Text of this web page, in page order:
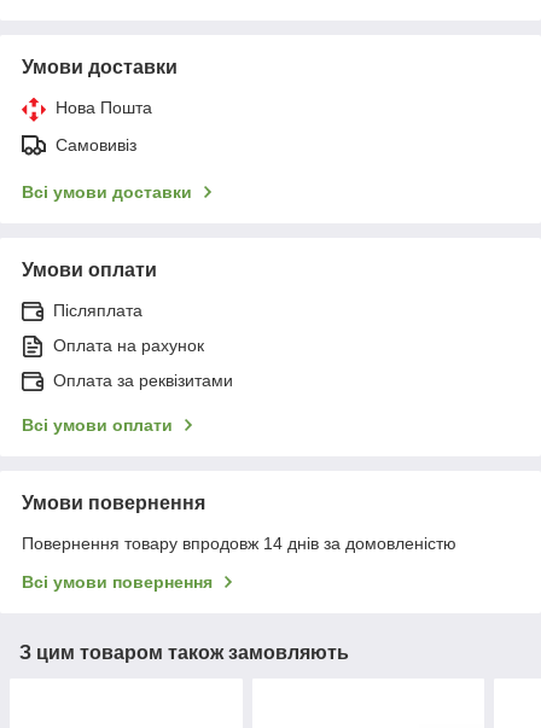
Умови доставки
Нова Пошта
Самовивіз
Всі умови доставки
Умови оплати
Післяплата
Оплата на рахунок
Оплата за реквізитами
Всі умови оплати
Умови повернення
Повернення товару впродовж 14 днів за домовленістю
Всі умови повернення
З цим товаром також замовляють